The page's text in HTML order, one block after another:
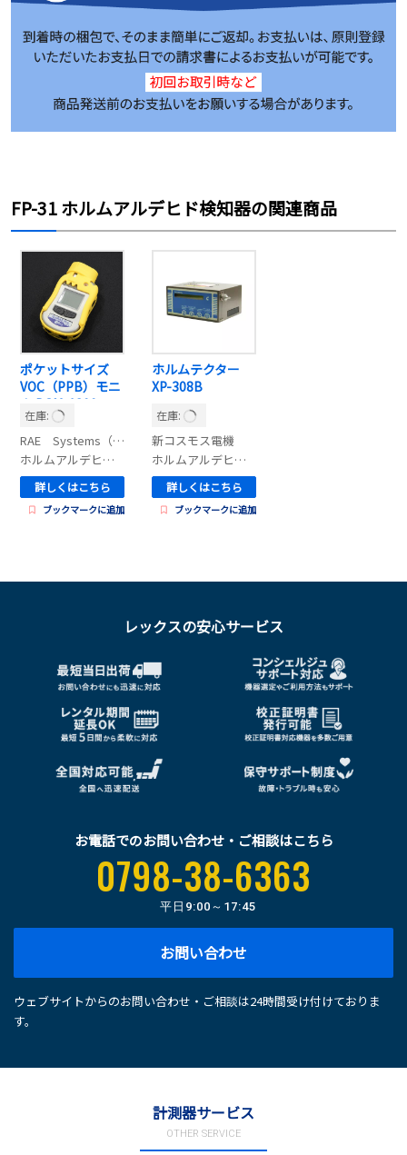
FP-31 ホルムアルデヒド検知器の関連商品
ポケットサイズ
VOC（PPB）モニ
タ PGM-1800
在庫:
RAE Systems（レイシステムズ）
ホルムアルデヒド測定器
詳しくはこちら
ブックマークに追加
ホルムテクター
XP-308B
在庫:
新コスモス電機
ホルムアルデヒド測定器
詳しくはこちら
ブックマークに追加
レックスの安心サービス
お電話でのお問い合わせ・ご相談はこちら
0798-38-6363
平日 9:00～17:45
お問い合わせ
ウェブサイトからのお問い合わせ・ご相談は24時間受け付けておりま
す。
計測器サービス
OTHER SERVICE